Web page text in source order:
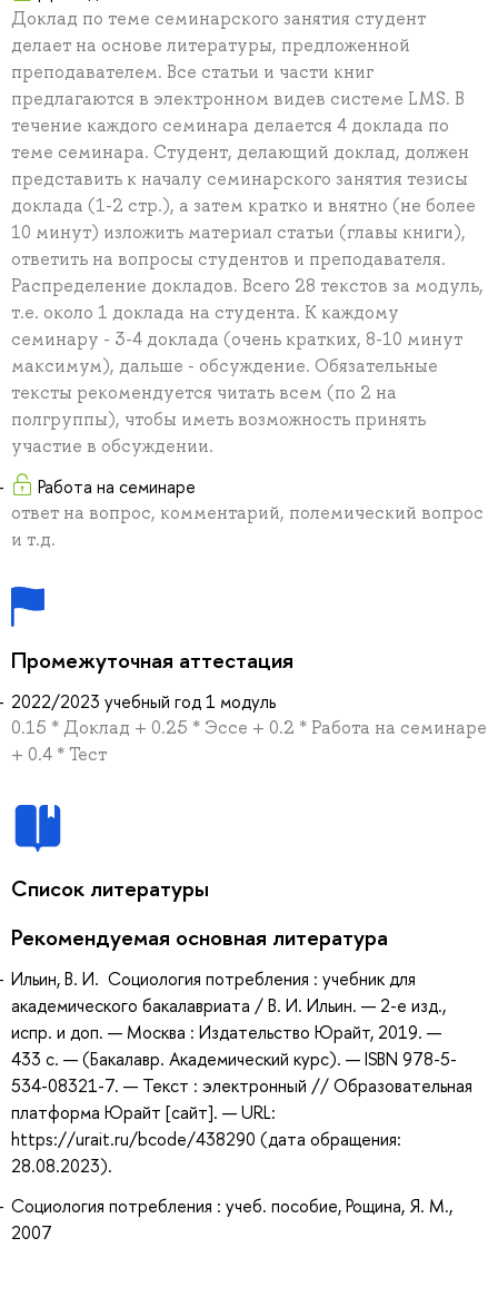
Доклад по теме семинарского занятия студент
делает на основе литературы, предложенной
преподавателем. Все статьи и части книг
предлагаются в электронном видев системе LMS. В
течение каждого семинара делается 4 доклада по
теме семинара. Студент, делающий доклад, должен
представить к началу семинарского занятия тезисы
доклада (1-2 стр.), а затем кратко и внятно (не более
10 минут) изложить материал статьи (главы книги),
ответить на вопросы студентов и преподавателя.
Распределение докладов. Всего 28 текстов за модуль,
т.е. около 1 доклада на студента. К каждому
семинару - 3-4 доклада (очень кратких, 8-10 минут
максимум), дальше - обсуждение. Обязательные
тексты рекомендуется читать всем (по 2 на
полгруппы), чтобы иметь возможность принять
участие в обсуждении.
Работа на семинаре
ответ на вопрос, комментарий, полемический вопрос
и т.д.
Промежуточная аттестация
2022/2023 учебный год 1 модуль
0.15 * Доклад + 0.25 * Эссе + 0.2 * Работа на семинаре
+ 0.4 * Тест
Список литературы
Рекомендуемая основная литература
Ильин, В. И. Социология потребления : учебник для
академического бакалавриата / В. И. Ильин. — 2-е изд.,
испр. и доп. — Москва : Издательство Юрайт, 2019. —
433 с. — (Бакалавр. Академический курс). — ISBN 978-5-
534-08321-7. — Текст : электронный // Образовательная
платформа Юрайт [сайт]. — URL:
https://urait.ru/bcode/438290 (дата обращения:
28.08.2023).
Социология потребления : учеб. пособие, Рощина, Я. М.,
2007